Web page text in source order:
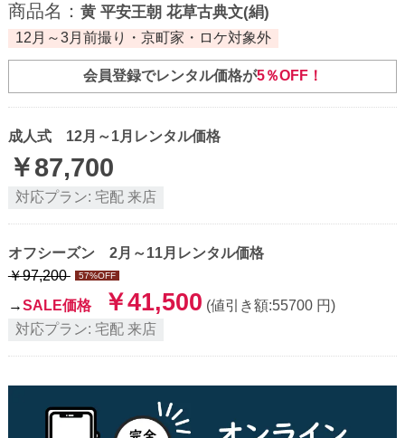
商品名： 黄 平安王朝 花草古典文(絹)
12月～3月前撮り・京町家・ロケ対象外
会員登録でレンタル価格が5％OFF！
成人式 12月～1月レンタル価格
￥87,700
対応プラン: 宅配 来店
オフシーズン 2月～11月レンタル価格
￥97,200 57%OFF
→SALE価格 ￥41,500 (値引き額:55700円)
対応プラン: 宅配 来店